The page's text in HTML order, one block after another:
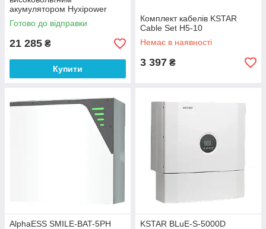
акумулятором Hyxipower
HYX-EBDU-H2
Готово до відправки
21 285 ₴
Купити
Комплект кабелів KSTAR
Cable Set H5-10
Немає в наявності
3 397 ₴
AlphaESS SMILE-BAT-5PH
KSTAR BLuE-S-5000D